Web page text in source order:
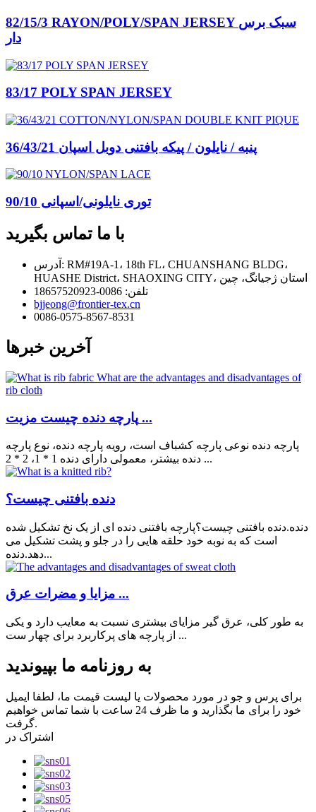
82/15/3 RAYON/POLY/SPAN JERSEY سبک برس
دار
83/17 POLY SPAN JERSEY
36/43/21 پنبه / نایلون / پیکه بافتنی دوبل اسپان
توری نایلونی/اسپانی 90/10
با ما تماس بگیرید
آدرس: RM#19A-1، 18th FL، CHUANSHANG BLDG،
HUASHE District، SHAOXING CITY، استان ژجیانگ، چین
تلفن: 0086-18657520923
bjjeong@frontier-tex.cn
0086-0575-8567-8531
آخرین خبرها
پارچه دنده چیست مزیت ...
پارچه دنده نوعی پارچه کشباف است، رویه پارچه دنده، نوع پارچه
دنده بیشتر، معمولی دارای دنده 1 * 1، 2 * 2 ...
دنده بافتنی چیست؟
دنده.دنده بافتنی چیست؟پارچه بافتنی دنده ای از یک نخ تشکیل شده
است که به نوبه خود حلقه هایی را در جلو و پشت تشکیل می
دهد.دنده...
مزایا و مضرات عرق ...
به طور کلی، عرق گیر مزایای بیشتری نسبت به معایب دارد و یکی
از پارچه های پرکاربرد برای چهار ست ...
به روزنامه ما بپیوندید
برای پرس و جو در مورد محصولات یا لیست قیمت ما، لطفا ایمیل
خود را برای ما بگذارید و ما ظرف 24 ساعت با شما تماس خواهیم
گرفت.
اشتراک در